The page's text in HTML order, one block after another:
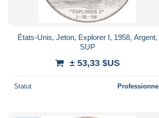
États-Unis, Jeton, Explorer I, 1958, Argent,
SUP
± 53,33 $US
Statut Professionnel